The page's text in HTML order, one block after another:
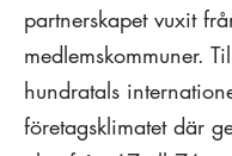
partnerskapet vuxit
medlemskommuner.
hundratals
företagsklimatet där